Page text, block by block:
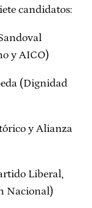
candidatos:
y AICO)
(Dignidad
y Alianza
Liberal,
Nacional)